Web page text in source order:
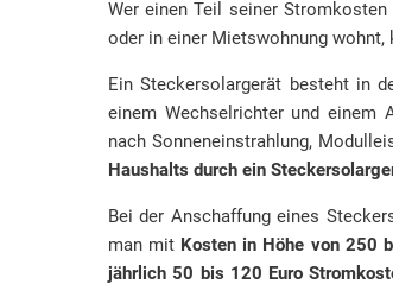
Wer einen Teil seiner
oder in einer Mietswohnung
Ein Steckersolargerät besteht in
einem Wechselrichter und einem
nach Sonneneinstrahlung,
Haushalts durch ein
Bei der Anschaffung eines
man mit Kosten in Höhe von 250
jährlich 50 bis 120 Euro